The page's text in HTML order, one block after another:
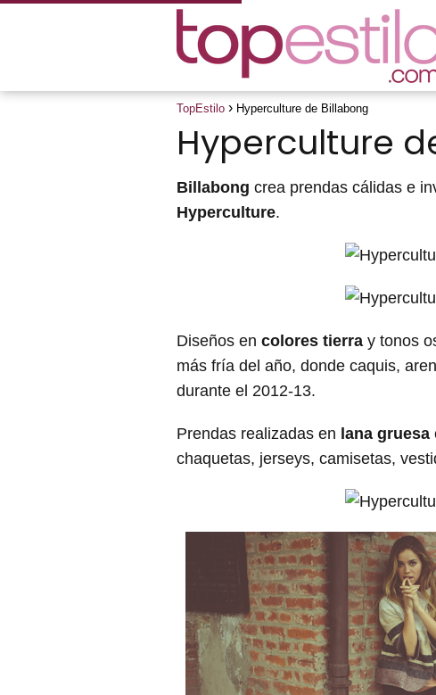
TopEstilo Hyperculture de Billabong
Hyperculture
Billabong crea prendas cálidas e
Hyperculture.
Diseños en colores tierra y tonos
más fría del año, donde caquis,
durante el 2012-13.
Prendas realizadas en lana gruesa
chaquetas, jerseys, camisetas,